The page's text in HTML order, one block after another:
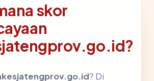
skor
? Di